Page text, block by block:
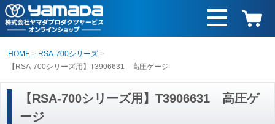
HOME
RSA-700シリーズ
【RSA-700シリーズ用】T3906631 高圧ゲージ
【RSA-700シリーズ用】T3906631 高圧ゲ
ージ